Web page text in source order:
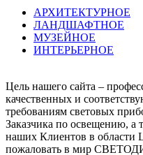
АРХИТЕКТУРНОЕ
ЛАНДШАФТНОЕ
МУЗЕЙНОЕ
ИНТЕРЬЕРНОЕ
Цель нашего сайта –
качественных и
требованиям световых
Заказчика по освещению, а
наших Клиентов в области
пожаловать в мир